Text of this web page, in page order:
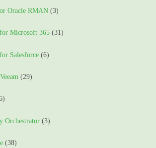
Oracle RMAN (3)
Microsoft 365 (31)
Salesforce (6)
(29)
Orchestrator (3)
(38)